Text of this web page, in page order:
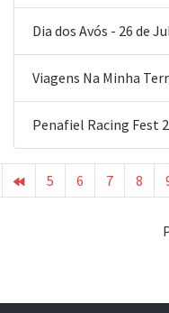
Dia dos Avós - 26 de
Viagens Na Minha
Penafiel Racing Fest
5 6 7 8